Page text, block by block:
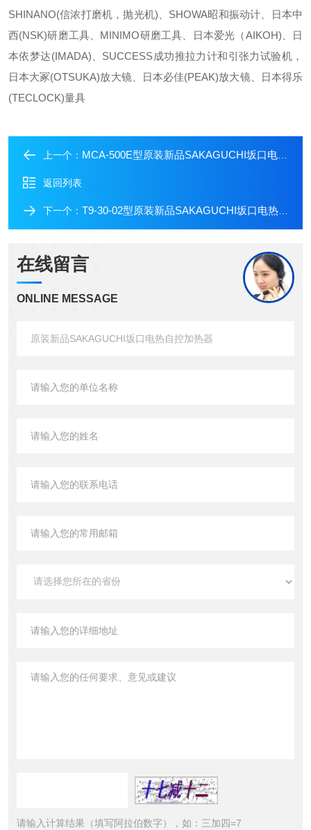
SHINANO(信浓打磨机，抛光机)、SHOWA昭和振动计、日本中
西(NSK)研磨工具、MINIMO研磨工具、日本爱光（AIKOH)、日
本依梦达(IMADA)、SUCCESS成功推拉力计和引张力试验机，
日本大冢(OTSUKA)放大镜、日本必佳(PEAK)放大镜、日本得乐
(TECLOCK)量具
上一个： MCA-500E型原装新品SAKAGUCHI坂口电热空气加热器
返回列表
下一个： T9-30-02型原装新品SAKAGUCHI坂口电热自控加热器
在线留言
ONLINE MESSAGE
请输入计算结果（填写阿拉伯数字），如：三加四=7